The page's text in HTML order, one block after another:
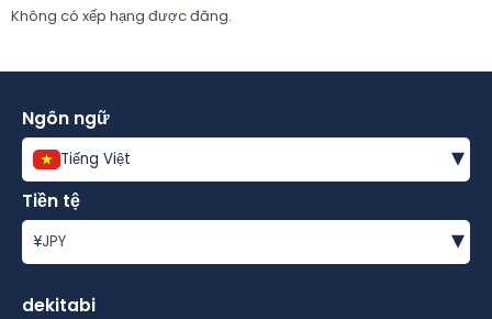
Không có xếp hạng được đăng.
Ngôn ngữ
Tiếng Việt ▾
Tiền tệ
¥JPY ▾
dekitabi